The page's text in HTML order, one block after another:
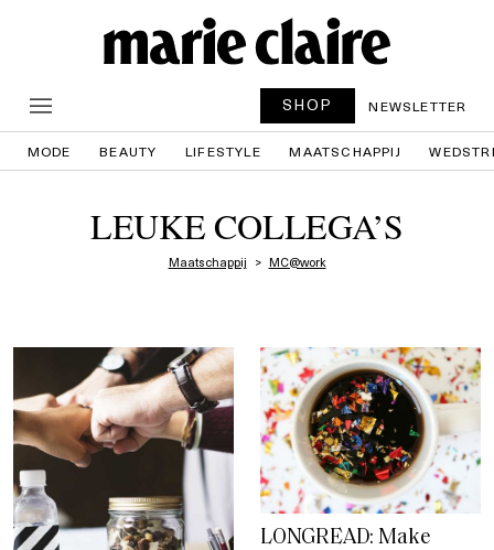
SHOP NEWSLETTER
MODE BEAUTY LIFESTYLE MAATSCHAPPIJ
LEUKE COLLEGA’S
Maatschappij MC@work
LONGREAD: Make